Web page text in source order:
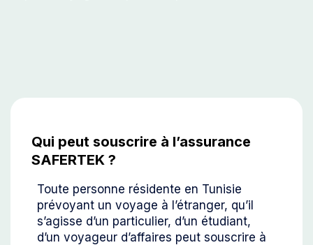
Qui peut souscrire à l’assurance
SAFERTEK ?
Toute personne résidente en Tunisie
prévoyant un voyage à l’étranger, qu’il
s’agisse d’un particulier, d’un étudiant,
d’un voyageur d’affaires peut souscrire à